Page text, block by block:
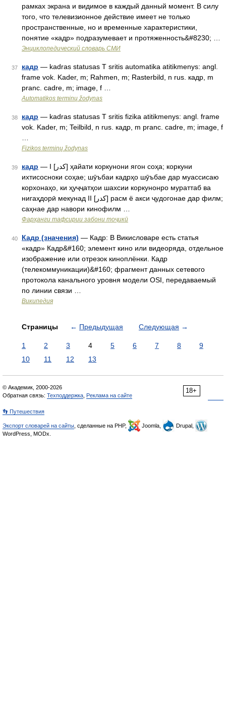
рамках экрана и видимое в каждый данный момент. В силу
того, что телевизионное действие имеет не только
пространственные, но и временные характеристики,
понятие «кадр» подразумевает и протяженность&#8230; …
Энциклопедический словарь СМИ
37 кадр — kadras statusas T sritis automatika atitikmenys: angl.
frame vok. Kader, m; Rahmen, m; Rasterbild, n rus. кадр, m
pranc. cadre, m; image, f …
Automatikos terminų žodynas
38 кадр — kadras statusas T sritis fizika atitikmenys: angl. frame
vok. Kader, m; Teilbild, n rus. кадр, m pranc. cadre, m; image, f
Fizikos terminų žodynas
39 кадр — I [کدر] ҳайати коркунони ягон соҳа; коркуни
ихтисосноки соҳае; шӯъбаи кадрҳо шӯъбае дар муассисаю
корхонаҳо, ки ҳуҷҷатҳои шахсии коркунонро мураттаб ва
нигаҳдорӣ мекунад II [کدر] расм ё акси ҷудогонае дар филм;
саҳнае дар навори кинофилм …
Фарҳанги тафсирии забони тоҷикӣ
40 Кадр (значения) — Кадр: В Викисловаре есть статья
«кадр» Кадр&#160; элемент кино или видеоряда, отдельное
изображение или отрезок киноплёнки. Кадр
(телекоммуникации)&#160; фрагмент данных сетевого
протокола канального уровня модели OSI, передаваемый
по линии связи …
Википедия
Страницы ← Предыдущая Следующая →
1 2 3 4 5 6 7 8
9
10
11 12 13
18+
© Академик, 2000-2026
Обратная связь: Техподдержка Реклама на сайте
👣 Путешествия
Экспорт словарей на сайты , сделанные на PHP, Joomla,
Drupal,
WordPress, MODx.